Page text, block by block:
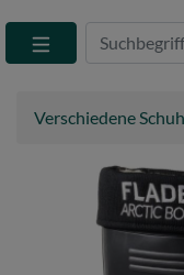
Suche
Eingabefeld
Verschiedene